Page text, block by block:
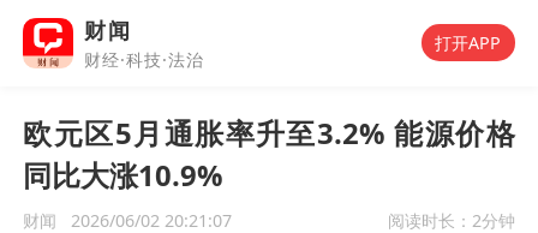
财闻
财经·科技·法治
打开APP
欧元区5月通胀率升至3.2% 能源价格
同比大涨10.9%
财闻 2026/06/02 20:21:07 阅读时长： 2分钟